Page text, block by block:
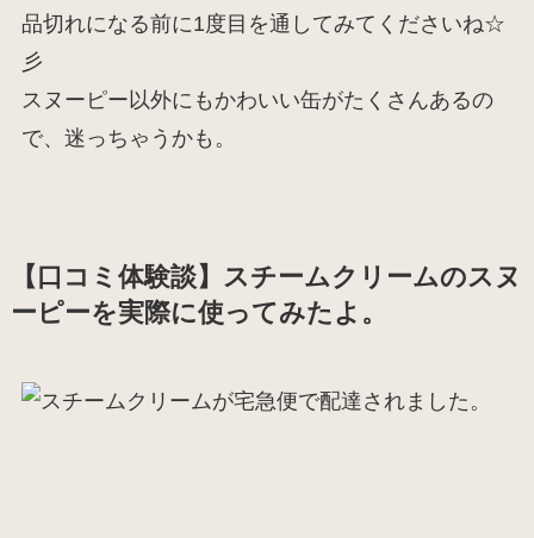
品切れになる前に1度目を通してみてくださいね☆
彡
スヌーピー以外にもかわいい缶がたくさんあるの
で、迷っちゃうかも。
【口コミ体験談】スチームクリームのスヌ
ーピーを実際に使ってみたよ。